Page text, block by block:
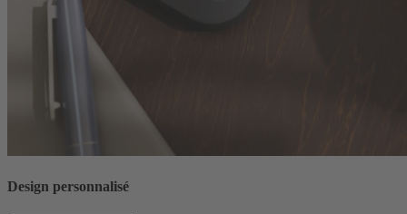
Design personnalisé